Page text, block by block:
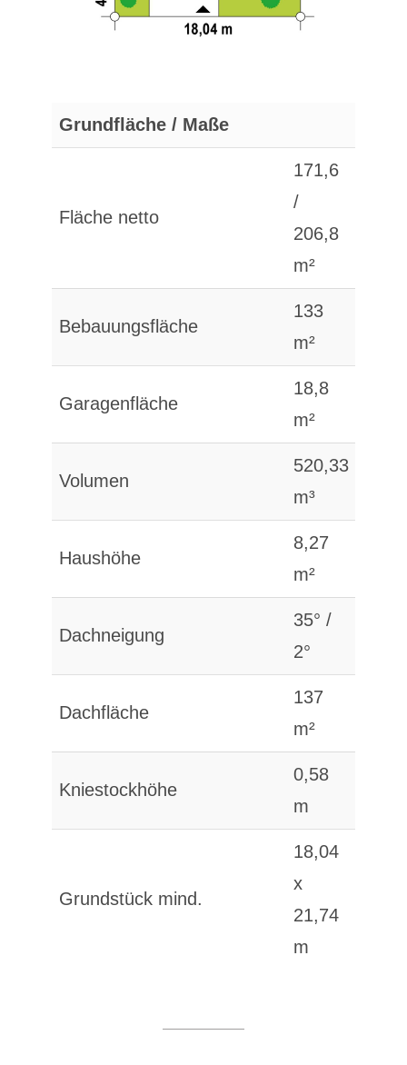
Grundfläche / Maße
Fläche netto
171,6
/
206,8
m²
Bebauungsfläche
133
m²
Garagenfläche
18,8
m²
Volumen
520,33
m³
Haushöhe
8,27
m²
Dachneigung
35° /
2°
Dachfläche
137
m²
Kniestockhöhe
0,58
m
Grundstück mind.
18,04
x
21,74
m